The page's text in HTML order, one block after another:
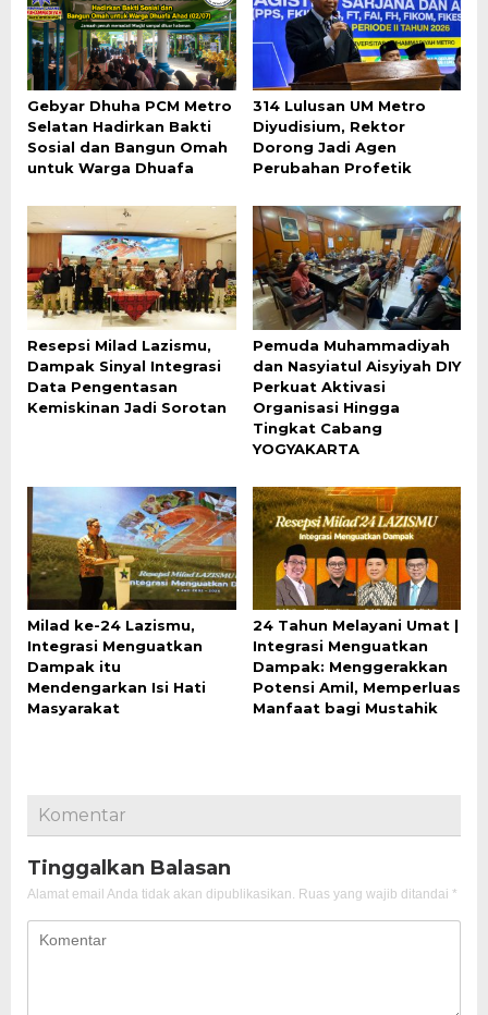
Gebyar Dhuha PCM Metro
Selatan Hadirkan Bakti
Sosial dan Bangun Omah
untuk Warga Dhuafa
314 Lulusan UM Metro
Diyudisium, Rektor
Dorong Jadi Agen
Perubahan Profetik
Resepsi Milad Lazismu,
Dampak Sinyal Integrasi
Data Pengentasan
Kemiskinan Jadi Sorotan
Pemuda Muhammadiyah
dan Nasyiatul Aisyiyah DIY
Perkuat Aktivasi
Organisasi Hingga
Tingkat Cabang
YOGYAKARTA
Milad ke-24 Lazismu,
Integrasi Menguatkan
Dampak itu
Mendengarkan Isi Hati
Masyarakat
24 Tahun Melayani Umat |
Integrasi Menguatkan
Dampak: Menggerakkan
Potensi Amil, Memperluas
Manfaat bagi Mustahik
Komentar
Tinggalkan Balasan
Alamat email Anda tidak akan dipublikasikan. Ruas yang wajib ditandai *